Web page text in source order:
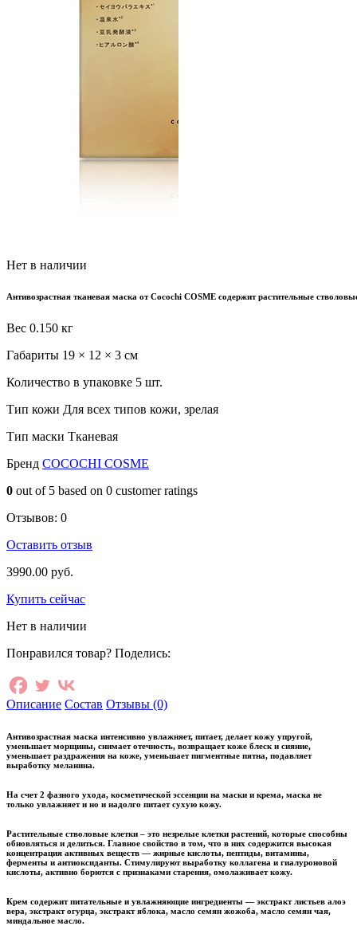
Нет в наличии
Антивозрастная тканевая маска отCocochi COSME содержитрастительные
Вес 0.150 кг
Габариты 19 × 12 × 3 см
Количество в упаковке 5 шт.
Тип кожи Для всех типов кожи, зрелая
Тип маски Тканевая
Бренд COCOCHI COSME
0 out of 5 based on 0 customer ratings
Отзывов: 0
Оставить отзыв
3990.00 руб.
Купить сейчас
Нет в наличии
Понравился товар? Поделись:
Описание Состав Отзывы (0)
Антивозрастная маска интенсивно увлажняет, питает, делает кожу упругой,
уменьшает морщины, снимает отечность, возвращает коже блеск и сияние,
уменьшает раздражения на коже, уменьшает пигментные пятна, подавляет
выработку меланина.
На счет 2 фазного ухода, косметической эссенции на маски и крема, маска не
только увлажняет и но и надолго питает сухую кожу.
Растительные стволовые клетки – это незрелые клетки растений, которые способны
обновляться и делиться. Главное свойство в том, что в них содержится высокая
концентрация активных веществ — жирные кислоты, пептиды, витамины,
ферменты и антиоксиданты. Стимулируют выработку коллагена и гиалуроновой
кислоты, активно борются с признаками старения, омолаживает кожу.
Крем содержит питательные и увлажняющие ингредиенты — экстракт листьев алоэ
вера, экстракт огурца, экстракт яблока, масло семян жожоба, масло семян чая,
миндальное масло.